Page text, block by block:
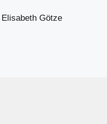
Götze